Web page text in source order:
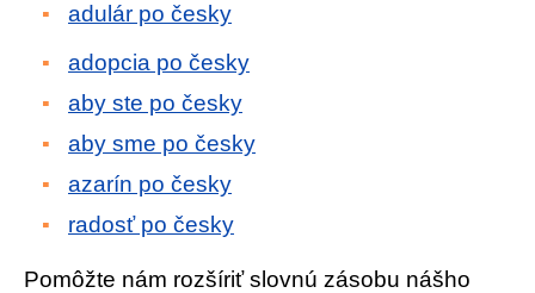
adulár po česky
adopcia po česky
aby ste po česky
aby sme po česky
azarín po česky
radosť po česky
Pomôžte nám rozšíriť slovnú zásobu nášho